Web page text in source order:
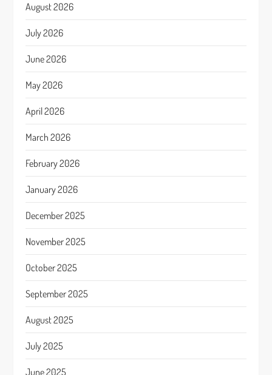
August 2026
July 2026
June 2026
May 2026
April 2026
March 2026
February 2026
January 2026
December 2025
November 2025
October 2025
September 2025
August 2025
July 2025
June 2025